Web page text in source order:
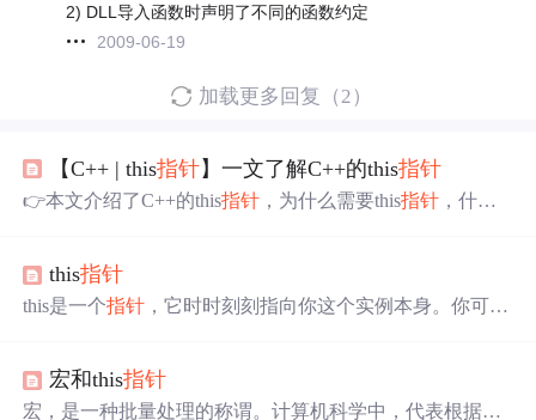
2) DLL导入函数时声明了不同的函数约定
2009-06-19
加载更多回复（2）
【C++ | this指针】一文了解C++的this指针
👉本文介绍了C++的this指针 ，为什么需要this指针 ，什么
this指针
this是一个指针 ，它时时刻刻指向你这个实例本身。你可以
数中不能使用this指针
一个类的实例来说，当你进入一个房子后，不能给this指针
宏和this指针
宏，是一种批量处理的称谓。计算机科学中，代表根据一